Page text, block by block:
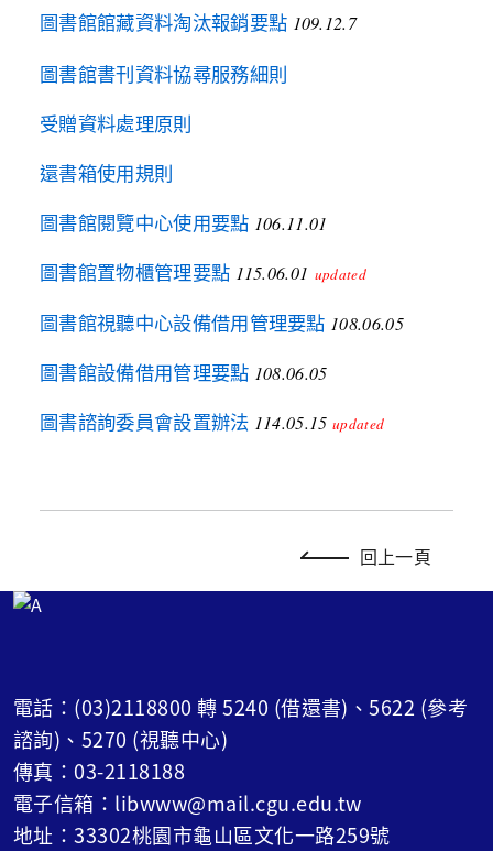
圖書館館藏資料淘汰報銷要點 109.12.7
圖書館書刊資料協尋服務細則
受贈資料處理原則
還書箱使用規則
圖書館閱覽中心使用要點 106.11.01
圖書館置物櫃管理要點 115.06.01 updated
圖書館視聽中心設備借用管理要點 108.06.05
圖書館設備借用管理要點 108.06.05
圖書諮詢委員會設置辦法 114.05.15 updated
回上一頁
電話：(03)2118800 轉 5240 (借還書)、5622 (參考
諮詢)、5270 (視聽中心)
傳真：03-2118188
電子信箱：libwww@mail.cgu.edu.tw
地址：33302桃園市龜山區文化一路259號